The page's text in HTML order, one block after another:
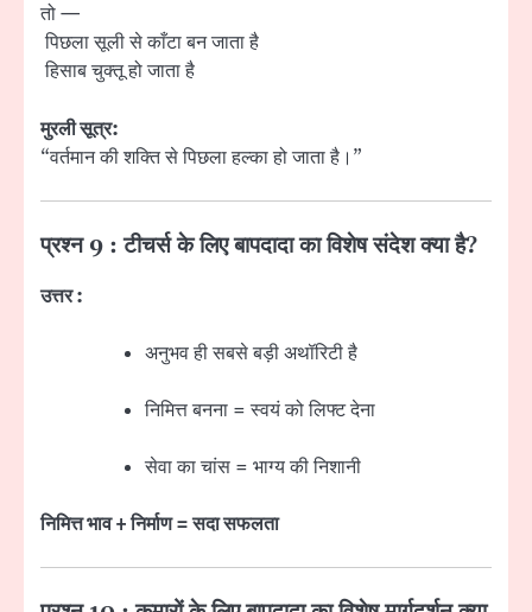
तो —
पिछला सूली से काँटा बन जाता है
हिसाब चुक्तू हो जाता है
मुरली सूत्र:
“वर्तमान की शक्ति से पिछला हल्का हो जाता है।”
प्रश्न 9 : टीचर्स के लिए बापदादा का विशेष संदेश क्या है?
उत्तर :
अनुभव ही सबसे बड़ी अथॉरिटी है
निमित्त बनना = स्वयं को लिफ्ट देना
सेवा का चांस = भाग्य की निशानी
निमित्त भाव + निर्माण = सदा सफलता